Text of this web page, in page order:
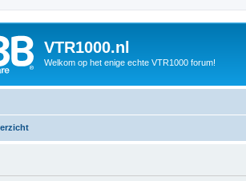
VTR1000.nl
Welkom op het enige echte VTR1000 forum!